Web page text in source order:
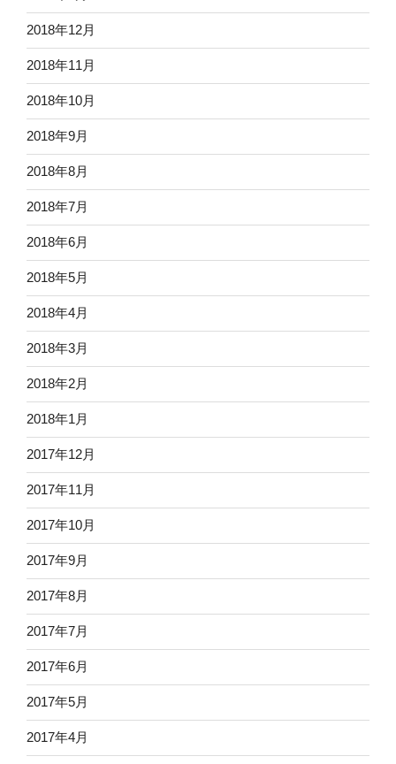
2018年12月
2018年11月
2018年10月
2018年9月
2018年8月
2018年7月
2018年6月
2018年5月
2018年4月
2018年3月
2018年2月
2018年1月
2017年12月
2017年11月
2017年10月
2017年9月
2017年8月
2017年7月
2017年6月
2017年5月
2017年4月